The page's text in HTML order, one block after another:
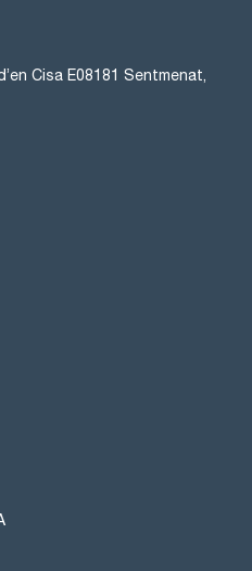
Cisa E08181 Sentmenat,